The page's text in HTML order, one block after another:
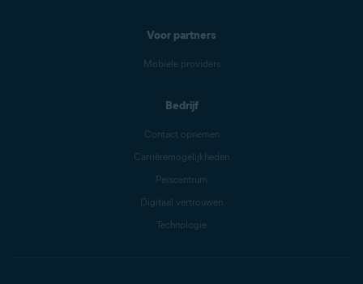
Voor partners
Mobiele providers
Bedrijf
Contact opnemen
Carrièremogelijkheden
Perscentrum
Digitaal vertrouwen
Technologie